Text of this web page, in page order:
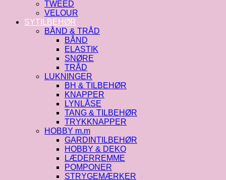
TWEED
VELOUR
SYTILBEHØR
BÅND & TRÅD
BÅND
ELASTIK
SNØRE
TRÅD
LUKNINGER
BH & TILBEHØR
KNAPPER
LYNLÅSE
TANG & TILBEHØR
TRYKKNAPPER
HOBBY m.m
GARDINTILBEHØR
HOBBY & DEKO
LÆDERREMME
POMPONER
STRYGEMÆRKER